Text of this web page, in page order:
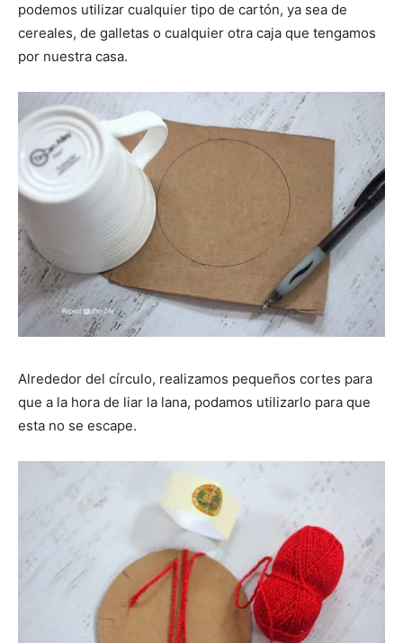
podemos utilizar cualquier tipo de cartón, ya sea de
cereales, de galletas o cualquier otra caja que tengamos
por nuestra casa.
Alrededor del círculo, realizamos pequeños cortes para
que a la hora de liar la lana, podamos utilizarlo para que
esta no se escape.